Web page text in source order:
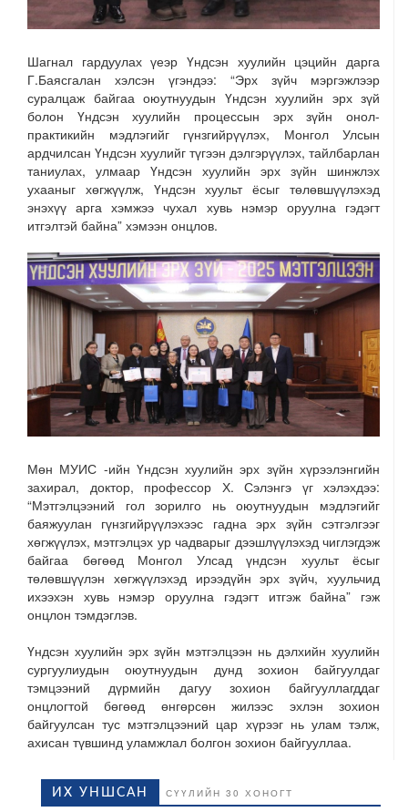
Шагнал гардуулах үеэр Үндсэн хуулийн цэцийн дарга
Г.Баясгалан хэлсэн үгэндээ: “Эрх зүйч мэргэжлээр
суралцаж байгаа оюутнуудын Үндсэн хуулийн эрх зүй
болон Үндсэн хуулийн процессын эрх зүйн онол-
практикийн мэдлэгийг гүнзгийрүүлэх, Монгол Улсын
ардчилсан Үндсэн хуулийг түгээн дэлгэрүүлэх, тайлбарлан
таниулах, улмаар Үндсэн хуулийн эрх зүйн шинжлэх
ухааныг хөгжүүлж, Үндсэн хуульт ёсыг төлөвшүүлэхэд
энэхүү арга хэмжээ чухал хувь нэмэр оруулна гэдэгт
итгэлтэй байна” хэмээн онцлов.
Мөн МУИС -ийн Үндсэн хуулийн эрх зүйн хүрээлэнгийн
захирал, доктор, профессор Х. Сэлэнгэ үг хэлэхдээ:
“Мэтгэлцээний гол зорилго нь оюутнуудын мэдлэгийг
баяжуулан гүнзгийрүүлэхээс гадна эрх зүйн сэтгэлгээг
хөгжүүлэх, мэтгэлцэх ур чадварыг дээшлүүлэхэд чиглэгдэж
байгаа бөгөөд Монгол Улсад үндсэн хуульт ёсыг
төлөвшүүлэн хөгжүүлэхэд ирээдүйн эрх зүйч, хуульчид
ихээхэн хувь нэмэр оруулна гэдэгт итгэж байна” гэж
онцлон тэмдэглэв.
Үндсэн хуулийн эрх зүйн мэтгэлцээн нь дэлхийн хуулийн
сургуулиудын оюутнуудын дунд зохион байгуулдаг
тэмцээний дүрмийн дагуу зохион байгууллагддаг
онцлогтой бөгөөд өнгөрсөн жилээс эхлэн зохион
байгуулсан тус мэтгэлцээний цар хүрээг нь улам тэлж,
ахисан түвшинд уламжлал болгон зохион байгууллаа.
ИХ УНШСАН СҮҮЛИЙН 30 ХОНОГТ